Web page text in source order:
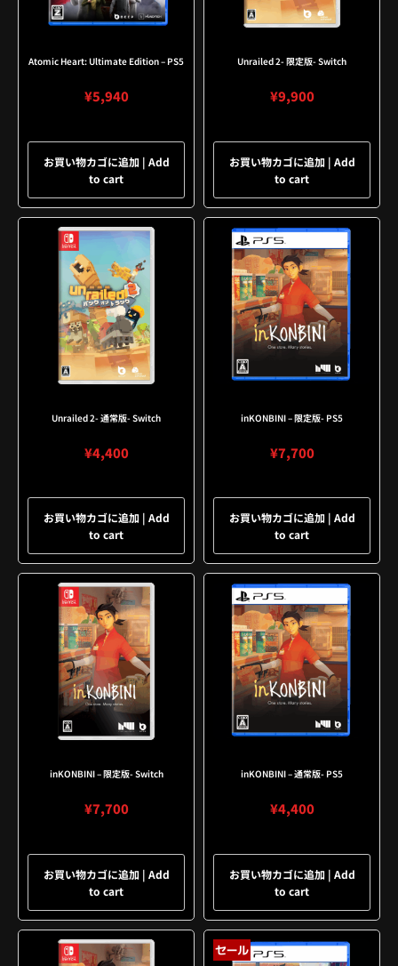
Atomic Heart: Ultimate Edition – PS5
¥5,940
お買い物カゴに追加 | Add
to cart
Unrailed 2- 限定版- Switch
¥9,900
お買い物カゴに追加 | Add
to cart
Unrailed 2- 通常版- Switch
¥4,400
お買い物カゴに追加 | Add
to cart
inKONBINI – 限定版- PS5
¥7,700
お買い物カゴに追加 | Add
to cart
inKONBINI – 限定版- Switch
¥7,700
お買い物カゴに追加 | Add
to cart
inKONBINI – 通常版- PS5
¥4,400
お買い物カゴに追加 | Add
to cart
セール